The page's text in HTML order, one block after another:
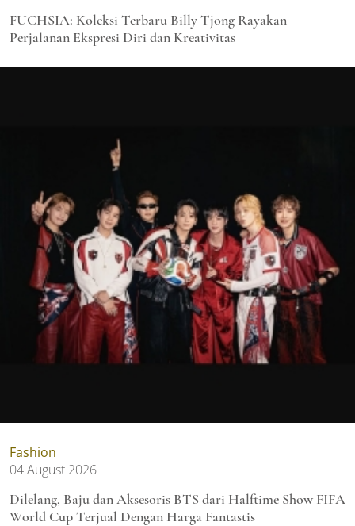
FUCHSIA: Koleksi Terbaru Billy Tjong Rayakan
Perjalanan Ekspresi Diri dan Kreativitas
Fashion
04 August 2026
Dilelang, Baju dan Aksesoris BTS dari Halftime Show FIFA
World Cup Terjual Dengan Harga Fantastis